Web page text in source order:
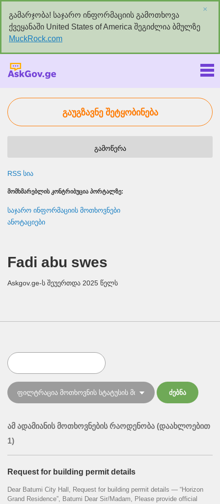
გამარჯობა! საჯარო ინფორმაციის გამოთხოვა
ქვეყანაში United States of America შეგიძლია ბმულზე
MuckRock.com
×
გაუგზავნე შეტყობინება
გამოწერა
RSS სია
ᲛᲝᲛᲮᲛᲐᲠᲔᲑᲚᲘᲡ ᲙᲝᲜᲢᲠᲘᲑᲣᲪᲘᲐ ᲞᲝᲠᲢᲐᲚᲖᲔ:
საჯარო ინფორმაციის მოთხოვნები
ანოტაციები
Fadi abu swes
Askgov.ge-ს შეუერთდა 2025 წელს
ამ ადამიანის მოთხოვნების რაოდენობა (დაახლოებით
1)
Request for building permit details
Dear Batumi City Hall, Request for building permit details — “Horizon
Grand Residence”, Batumi Dear Sir/Madam, Please provide official